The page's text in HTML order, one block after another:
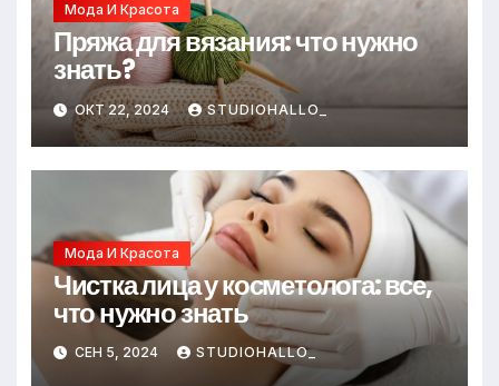
Мода И Красота
Пряжа для вязания: что нужно
знать?
ОКТ 22, 2024 STUDIOHALLO_
Мода И Красота
Чистка лица у косметолога: все,
что нужно знать
СЕН 5, 2024 STUDIOHALLO_